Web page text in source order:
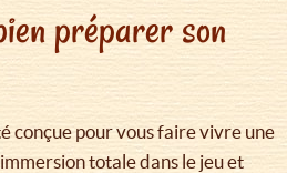
préparer son
conçue pour vous faire vivre une
totale dans le jeu et